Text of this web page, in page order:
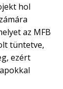
hol
az MFB
tüntetve,
ezért